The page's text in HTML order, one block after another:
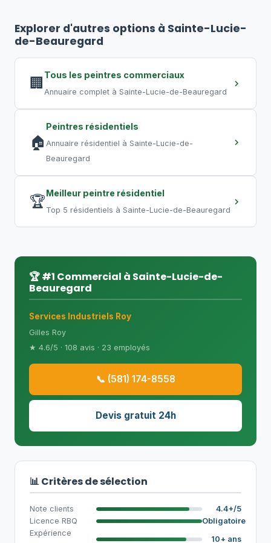
peut nécessiter5 à 10 jours. Un grand
entrepôt requiert plusieurs semaines.
compresser les délais.
Explorer d'autres options à Sainte-Lucie-
de-Beauregard
🏢 Tous les peintres commerciaux
Annuaire complet à Sainte-Lucie-de-Beauregard
🏠
Peintres résidentiels
Annuaire résidentiel à Sainte-Lucie-de-
Beauregard
🏆Meilleur peintre résidentiel
Top 5 résidentiels à Sainte-Lucie-de-Beauregard
🏆 #1 Commercial à Sainte-Lucie-de-
Beauregard
Services Industriels Roy
Gilles Roy
★ 4.6/5 · 108 avis · 23 employés
📞 (581) 174-8558
Devis gratuit 24h
📊 Critères de sélection
Note clients
4.4+/5
Licence RBQ
Obligatoire
Expérience
10+ ans